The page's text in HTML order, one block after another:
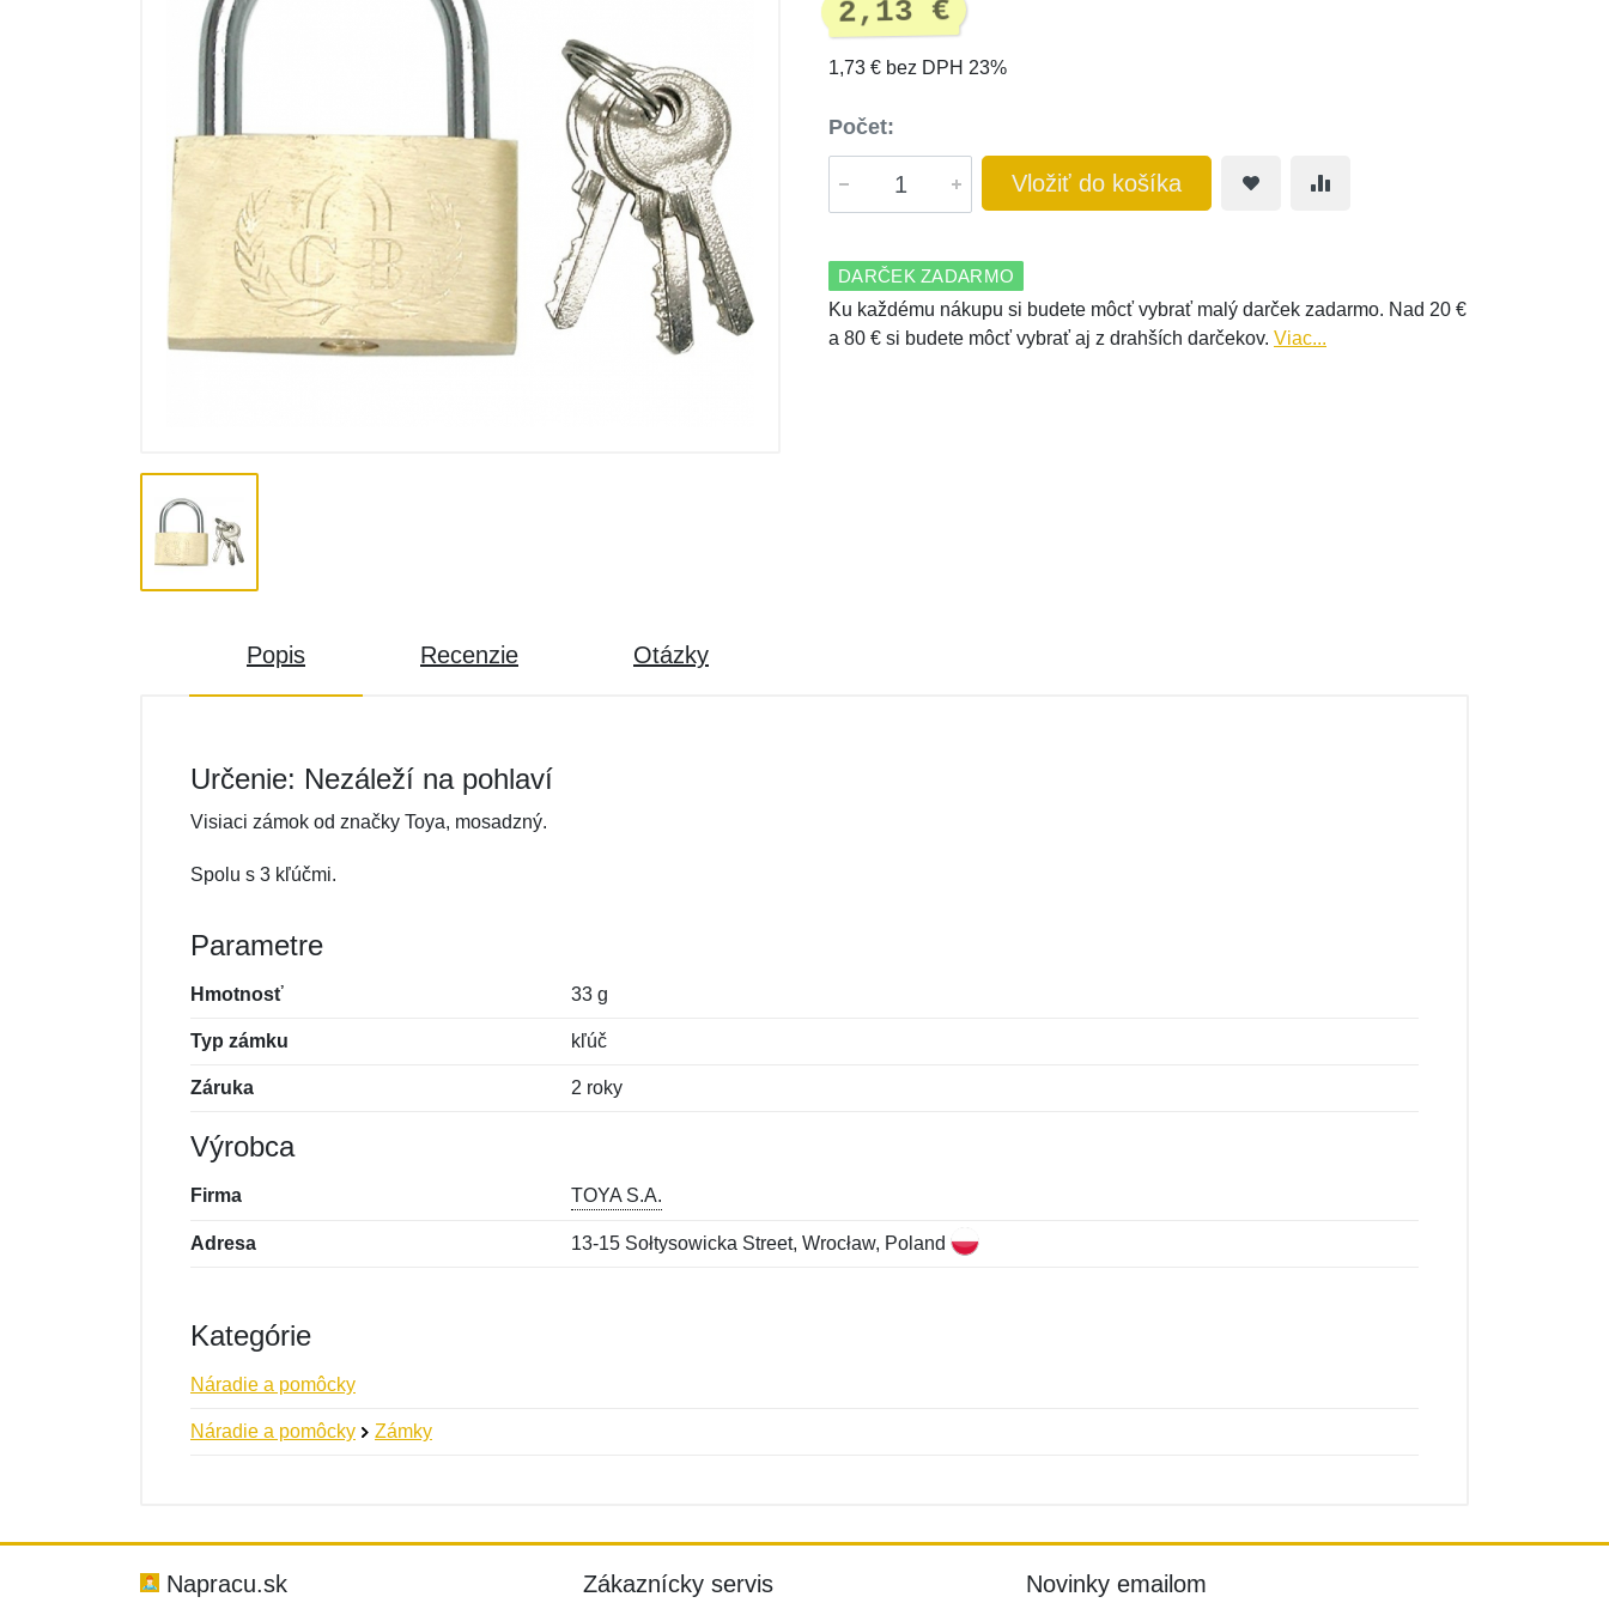
2,13 €
1,73 € bez DPH 23%
Počet:
Vložiť do košíka
DARČEK ZADARMO
Ku každému nákupu si budete môcť vybrať malý darček zadarmo. Nad 20 €
a 80 € si budete môcť vybrať aj z drahších darčekov. Viac...
Popis Recenzie Otázky
Určenie: Nezáleží na pohlaví
Visiaci zámok od značky Toya, mosadzný.
Spolu s 3 kľúčmi.
Parametre
Hmotnosť 33 g
Typ zámku kľúč
Záruka 2 roky
Výrobca
Firma TOYA S.A.
Adresa 13-15 Sołtysowicka Street, Wrocław, Poland
Kategórie
Náradie a pomôcky
Náradie a pomôcky Zámky
Napracu.sk Zákaznícky servis Novinky emailom